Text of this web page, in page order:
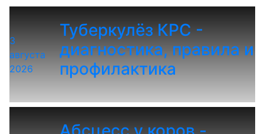
3
августа
2026
Туберкулёз КРС -
диагностика, правила и
профилактика